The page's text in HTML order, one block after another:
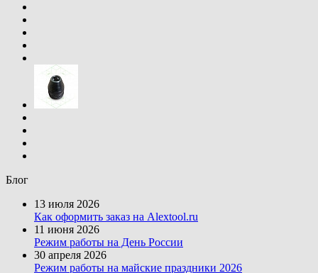
Блог
13 июля 2026
Как оформить заказ на Alextool.ru
11 июня 2026
Режим работы на День России
30 апреля 2026
Режим работы на майские праздники 2026